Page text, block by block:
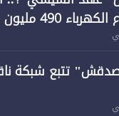
مليار دولار
(1)
تتبع شبكة